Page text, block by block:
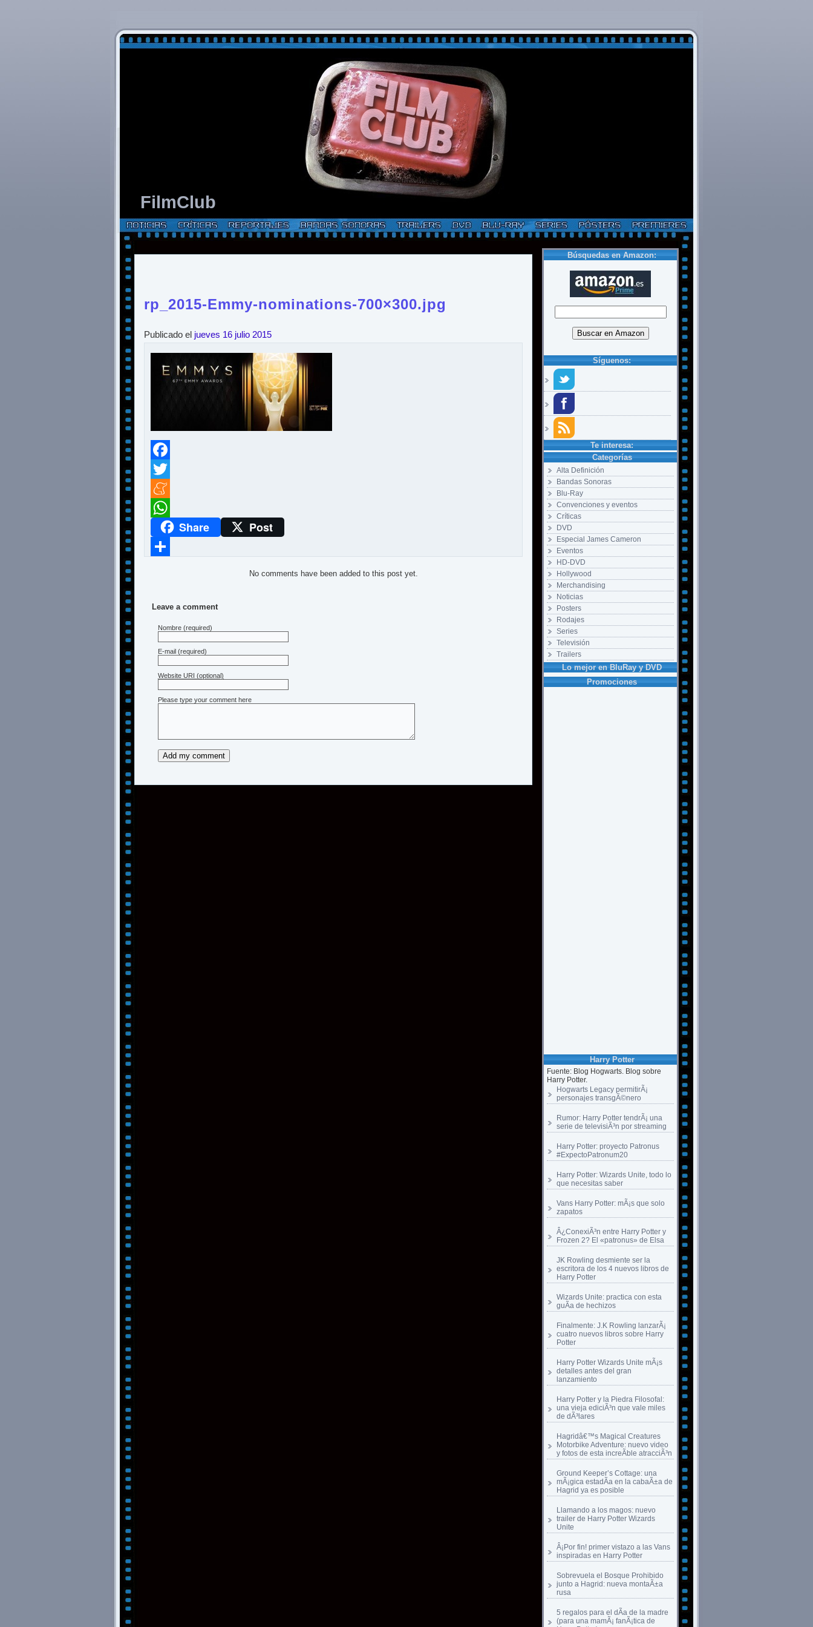
FilmClub
Búsquedas en Amazon:
Síguenos:
Te interesa:
Categorías
Alta Definición
Bandas Sonoras
Blu-Ray
Convenciones y eventos
Críticas
DVD
Especial James Cameron
Eventos
HD-DVD
Hollywood
Merchandising
Noticias
Posters
Rodajes
Series
Televisión
Trailers
Lo mejor en BluRay y DVD
Promociones
Harry Potter
Fuente: Blog Hogwarts. Blog sobre
Harry Potter.
Hogwarts Legacy permitirÃ¡
personajes transgÃ©nero
Rumor: Harry Potter tendrÃ¡ una
serie de televisiÃ³n por streaming
Harry Potter: proyecto Patronus
#ExpectoPatronum20
Harry Potter: Wizards Unite, todo lo
que necesitas saber
Vans Harry Potter: mÃ¡s que solo
zapatos
Â¿ConexiÃ³n entre Harry Potter y
Frozen 2? El «patronus» de Elsa
JK Rowling desmiente ser la
escritora de los 4 nuevos libros de
Harry Potter
Wizards Unite: practica con esta
guÃ­a de hechizos
Finalmente: J.K Rowling lanzarÃ¡
cuatro nuevos libros sobre Harry
Potter
Harry Potter Wizards Unite mÃ¡s
detalles antes del gran
lanzamiento
Harry Potter y la Piedra Filosofal:
una vieja ediciÃ³n que vale miles
de dÃ³lares
Hagridâ€™s Magical Creatures
Motorbike Adventure: nuevo video
y fotos de esta increÃ­ble atracciÃ³n
Ground Keeper’s Cottage: una
mÃ¡gica estadÃ­a en la cabaÃ±a de
Hagrid ya es posible
Llamando a los magos: nuevo
trailer de Harry Potter Wizards
Unite
Â¡Por fin! primer vistazo a las Vans
inspiradas en Harry Potter
Sobrevuela el Bosque Prohibido
junto a Hagrid: nueva montaÃ±a
rusa
5 regalos para el dÃ­a de la madre
(para una mamÃ¡ fanÃ¡tica de
rp_2015-Emmy-nominations-700×300.jpg
Publicado el jueves 16 julio 2015
Facebook
Twitter
Meneame
WhatsAppShare Post
No comments have been added to this post yet.
Leave a comment
Nombre (required)
E-mail (required)
Website URI (optional)
Please type your comment here